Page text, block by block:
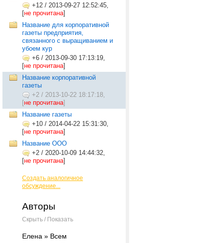
+12 / 2013-09-27 12:52:45,
[не прочитана]
Название для корпоративной
газеты предприятия,
связанного с выращиванием и
убоем кур
+6 / 2013-09-30 17:13:19,
[не прочитана]
Название корпоративной
газеты
+2 / 2013-10-22 18:17:18,
[не прочитана]
Название газеты
+10 / 2014-04-22 15:31:30,
[не прочитана]
Название ООО
+2 / 2020-10-09 14:44:32,
[не прочитана]
Создать аналогичное
обсуждение...
Авторы
Скрыть / Показать
Елена » Всем